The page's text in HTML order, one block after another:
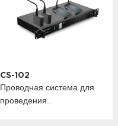
CS-102
Проводная система для
проведения